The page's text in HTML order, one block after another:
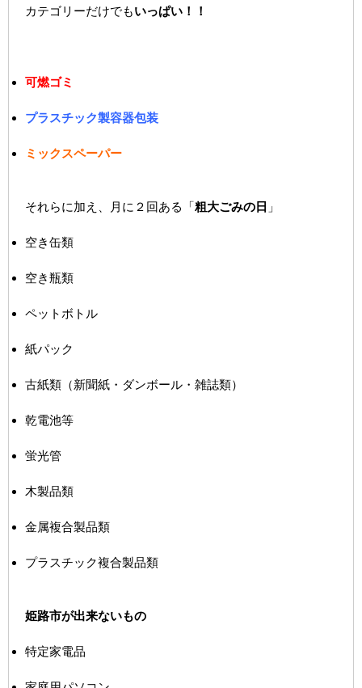
カテゴリーだけでもいっぱい！！
可燃ゴミ
プラスチック製容器包装
ミックスペーパー
それらに加え、月に２回ある「粗大ごみの日 」
空き缶類
空き瓶類
ペットボトル
紙パック
古紙類（新聞紙・ダンボール・雑誌類）
乾電池等
蛍光管
木製品類
金属複合製品類
プラスチック複合製品類
姫路市が出来ないもの
特定家電品